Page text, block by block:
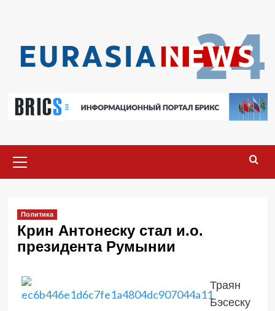
меню
Политика
Крин Антонеску стал и.о.
президента Румынии
Траян
Бэсеску